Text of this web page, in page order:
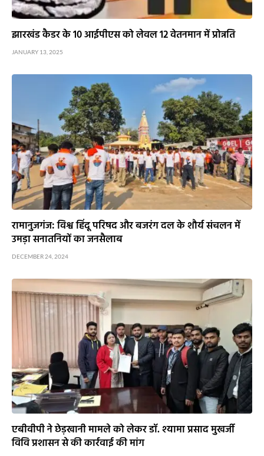
झारखंड कैडर के 10 आईपीएस को लेवल 12 वेतनमान में प्रोन्नति
JANUARY 13, 2025
रामानुजगंज: विश्व हिंदू परिषद और बजरंग दल के शौर्य संचलन में
उमड़ा सनातनियों का जनसैलाब
DECEMBER 24, 2024
एबीवीपी ने छेड़खानी मामले को लेकर डॉ. श्यामा प्रसाद मुखर्जी
विवि प्रशासन से की कार्रवाई की मांग